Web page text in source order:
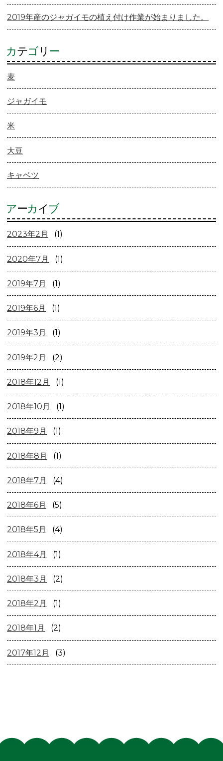
2019年産のジャガイモの植え付け作業が始まりました。
カテゴリ ー
麦
ジャガイモ
米
大豆
キャベツ
アーカ イ ブ
2023年2月 (1)
2020年7月 (1)
2019年7月 (1)
2019年6月 (1)
2019年3月 (1)
2019年2月 (2)
2018年12月 (1)
2018年10月 (1)
2018年9月 (1)
2018年8月 (1)
2018年7月 (4)
2018年6月 (5)
2018年5月 (4)
2018年4月 (1)
2018年3月 (2)
2018年2月 (1)
2018年1月 (2)
2017年12月 (3)